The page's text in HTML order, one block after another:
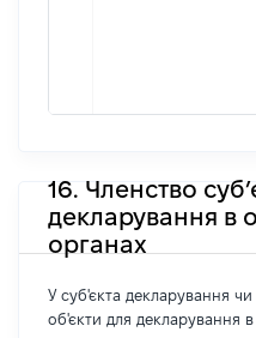
16. Членство
декларування в
органах
У суб'єкта декларування чи
об'єкти для декларування в